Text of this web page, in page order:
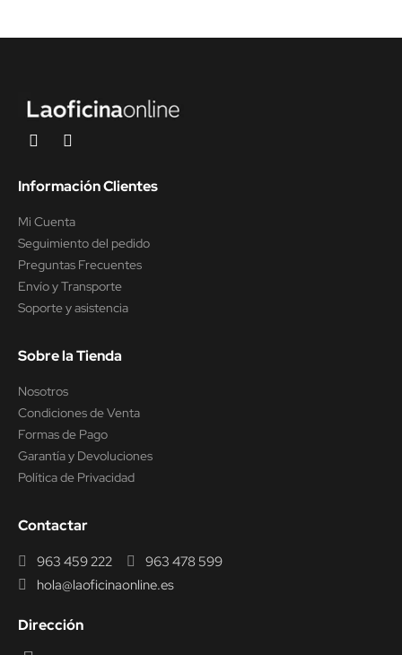
Información Clientes
Mi Cuenta
Seguimiento del pedido
Preguntas Frecuentes
Envío y Transporte
Soporte y asistencia
Sobre la Tienda
Nosotros
Condiciones de Venta
Formas de Pago
Garantía y Devoluciones
Política de Privacidad
Contactar
963 459 222
963 478 599
hola@laoficinaonline.es
Dirección